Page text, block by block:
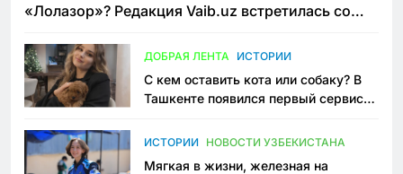
«Лолазор»? Редакция Vaib.uz встретилась со
ДОБРАЯ ЛЕНТА ИСТОРИИ
С кем оставить кота или собаку? В
Ташкенте появился первый сервис
ИСТОРИИ НОВОСТИ УЗБЕКИСТАНА
Мягкая в жизни, железная на